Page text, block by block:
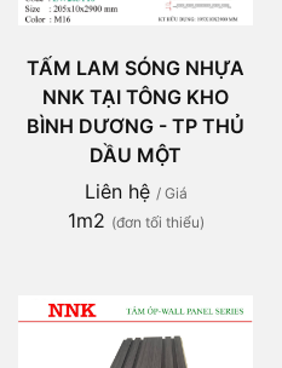
TẤM LAM SÓNG NHỰA
NNK TẠI TÔNG KHO
BÌNH DƯƠNG - TP THỦ
DẦU MỘT
Liên hệ / Giá
1m2 (đơn tối thiểu)